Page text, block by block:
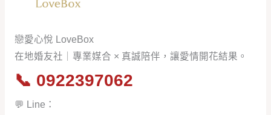
戀愛心悅 LoveBox
在地婚友社｜專業媒合 × 真誠陪伴，讓愛情開花結果。
📞 0922397062
💬 Line：